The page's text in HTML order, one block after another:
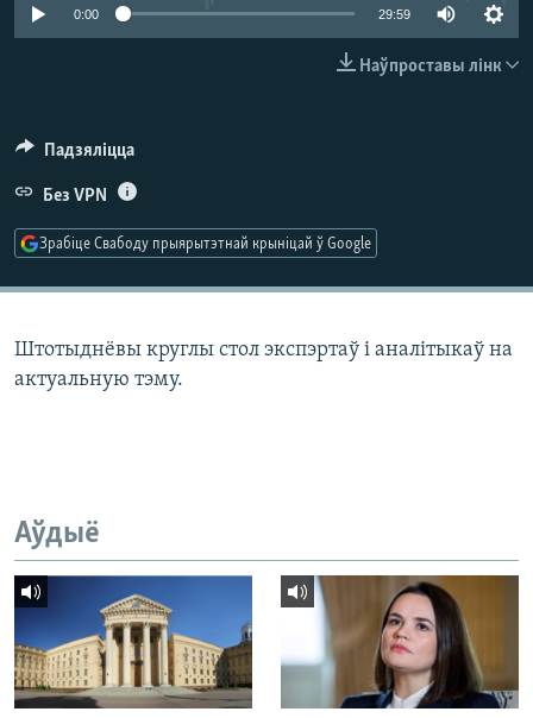
КУЛЬТУРА
МОВА0:00 29:59
Наўпроставы лінк
Падзяліцца
Без VPN
Зрабіце Свабоду прыярытэтнай крыніцай ў Google
Штотыднёвы круглы стол экспэртаў і аналітыкаў на
актуальную тэму.
Аўдыё